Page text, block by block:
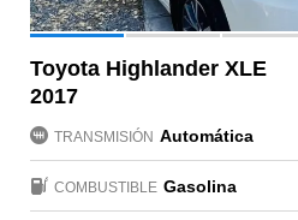
Toyota Highlander XLE
2017
TRANSMISIÓN Automática
COMBUSTIBLE Gasolina